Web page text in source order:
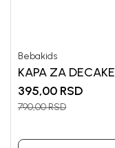
Bebakids
KAPA ZA DECAKE
RAJA
395,00 RSD
790,00RSD